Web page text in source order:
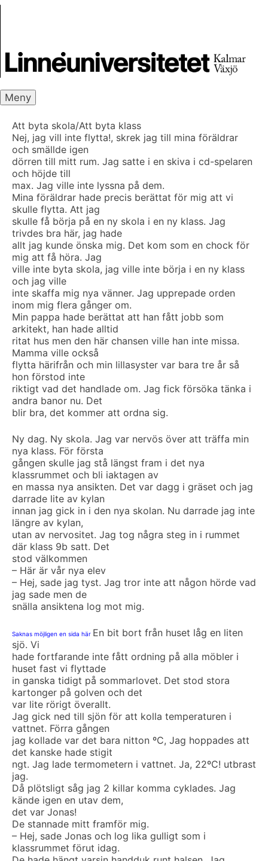
Meny
Att byta skola/Att byta klass
Nej, jag vill inte flytta!, skrek jag till mina föräldrar
och smällde igen
dörren till mitt rum. Jag satte i en skiva i cd-spelaren
och höjde till
max. Jag ville inte lyssna på dem.
Mina föräldrar hade precis berättat för mig att vi
skulle flytta. Att jag
skulle få börja på en ny skola i en ny klass. Jag
trivdes bra här, jag hade
allt jag kunde önska mig. Det kom som en chock för
mig att få höra. Jag
ville inte byta skola, jag ville inte börja i en ny klass
och jag ville
inte skaffa mig nya vänner. Jag upprepade orden
inom mig flera gånger om.
Min pappa hade berättat att han fått jobb som
arkitekt, han hade alltid
ritat hus men den här chansen ville han inte missa.
Mamma ville också
flytta härifrån och min lillasyster var bara tre år så
hon förstod inte
riktigt vad det handlade om. Jag fick försöka tänka i
andra banor nu. Det
blir bra, det kommer att ordna sig.
Ny dag. Ny skola. Jag var nervös över att träffa min
nya klass. För första
gången skulle jag stå längst fram i det nya
klassrummet och bli iaktagen av
en massa nya ansikten. Det var dagg i gräset och jag
darrade lite av kylan
innan jag gick in i den nya skolan. Nu darrade jag inte
längre av kylan,
utan av nervositet. Jag tog några steg in i rummet
där klass 9b satt. Det
stod välkommen
– Här är vår nya elev
– Hej, sade jag tyst. Jag tror inte att någon hörde vad
jag sade men de
snälla ansiktena log mot mig.
Saknas möjligen en sida här En bit bort från huset låg en liten
sjö. Vi
hade fortfarande inte fått ordning på alla möbler i
huset fast vi flyttade
in ganska tidigt på sommarlovet. Det stod stora
kartonger på golven och det
var lite rörigt överallt.
Jag gick ned till sjön för att kolla temperaturen i
vattnet. Förra gången
jag kollade var det bara nitton ºC, Jag hoppades att
det kanske hade stigit
ngt. Jag lade termometern i vattnet. Ja, 22ºC! utbrast
jag.
Då plötsligt såg jag 2 killar komma cyklades. Jag
kände igen en utav dem,
det var Jonas!
De stannade mitt framför mig.
– Hej, sade Jonas och log lika gulligt som i
klassrummet förut idag.